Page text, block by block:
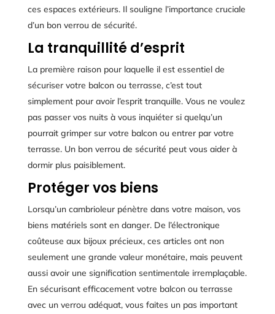
ces espaces extérieurs. Il souligne l’importance cruciale
d’un bon verrou de sécurité.
La tranquillité d’esprit
La première raison pour laquelle il est essentiel de
sécuriser votre balcon ou terrasse, c’est tout
simplement pour avoir l’esprit tranquille. Vous ne voulez
pas passer vos nuits à vous inquiéter si quelqu’un
pourrait grimper sur votre balcon ou entrer par votre
terrasse. Un bon verrou de sécurité peut vous aider à
dormir plus paisiblement.
Protéger vos biens
Lorsqu’un cambrioleur pénètre dans votre maison, vos
biens matériels sont en danger. De l’électronique
coûteuse aux bijoux précieux, ces articles ont non
seulement une grande valeur monétaire, mais peuvent
aussi avoir une signification sentimentale irremplaçable.
En sécurisant efficacement votre balcon ou terrasse
avec un verrou adéquat, vous faites un pas important